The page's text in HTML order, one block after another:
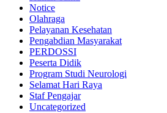
Notice
Olahraga
Pelayanan Kesehatan
Pengabdian Masyarakat
PERDOSSI
Peserta Didik
Program Studi Neurologi
Selamat Hari Raya
Staf Pengajar
Uncategorized